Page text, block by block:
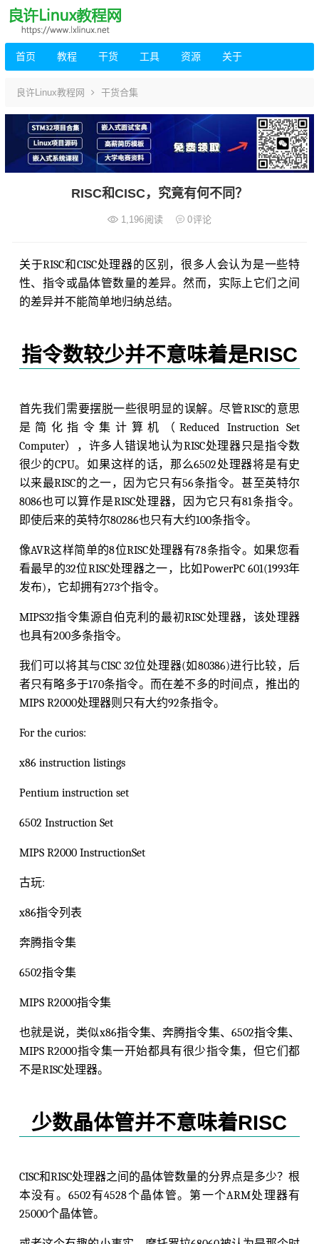
首页 教程 干货 工具 资源 关于
良许Linux教程网 干货合集
RISC和CISC，究竟有何不同？
1,196阅读 0评论
关于RISC和CISC处理器的区别，很多人会认为是一些特
性、指令或晶体管数量的差异。然而，实际上它们之间
的差异并不能简单地归纳总结。
指令数较少并不意味着是RISC
首先我们需要摆脱一些很明显的误解。尽管RISC的意思
是简化指令集计算机（Reduced Instruction Set
Computer），许多人错误地认为RISC处理器只是指令数
很少的CPU。如果这样的话，那么6502处理器将是有史
以来最RISC的之一，因为它只有56条指令。甚至英特尔
8086也可以算作是RISC处理器，因为它只有81条指令。
即使后来的英特尔80286也只有大约100条指令。
像AVR这样简单的8位RISC处理器有78条指令。如果您看
看最早的32位RISC处理器之一，比如PowerPC 601(1993年
发布)，它却拥有273个指令。
MIPS32指令集源自伯克利的最初RISC处理器，该处理器
也具有200多条指令。
我们可以将其与CISC 32位处理器(如80386)进行比较，后
者只有略多于170条指令。而在差不多的时间点，推出的
MIPS R2000处理器则只有大约92条指令。
For the curios:
x86 instruction listings
Pentium instruction set
6502 Instruction Set
MIPS R2000 InstructionSet
古玩:
x86指令列表
奔腾指令集
6502指令集
MIPS R2000指令集
也就是说，类似x86指令集、奔腾指令集、6502指令集、
MIPS R2000指令集一开始都具有很少指令集，但它们都
不是RISC处理器。
少数晶体管并不意味着RISC
CISC和RISC处理器之间的晶体管数量的分界点是多少？根
本没有。6502有4528个晶体管。第一个ARM处理器有
25000个晶体管。